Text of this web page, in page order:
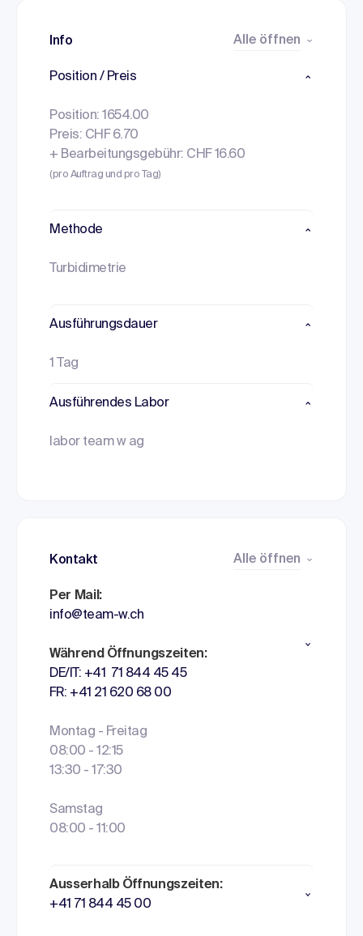
Info Alle öffnen
Position / Preis
Position: 1654.00
Preis: CHF 6.70
+ Bearbeitungsgebühr: CHF 16.60
(pro Auftrag und pro Tag)
Methode
Turbidimetrie
Ausführungsdauer
1 Tag
Ausführendes Labor
labor team w ag
Kontakt Alle öffnen
Per Mail:
info@team-w.ch
Während Öffnungszeiten:
DE/IT: +41 71 844 45 45
FR: +41 21 620 68 00
Montag - Freitag
08:00 - 12:15
13:30 - 17:30
Samstag
08:00 - 11:00
Ausserhalb Öffnungszeiten:
+41 71 844 45 00